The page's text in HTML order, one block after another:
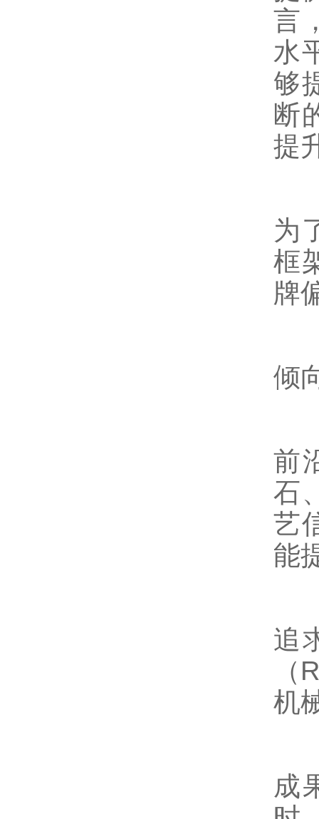
言
水
够
断
提
为
框
牌
倾
前
石
艺
能
追
机
成